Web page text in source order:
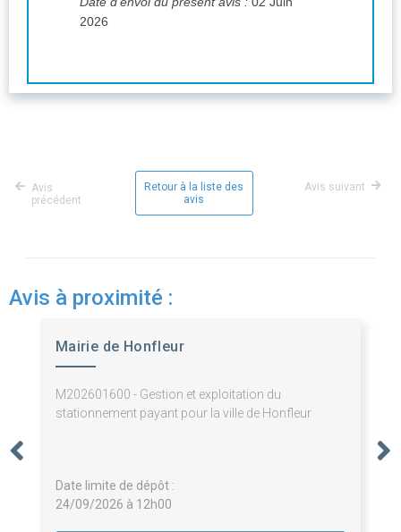
2026
Avis
précédent
Retour à la liste des
avis
Avis suivant
Avis à proximité :
Mairie de Honfleur
M202601600 - Gestion et exploitation du
stationnement payant pour la ville de Honfleur
Date limite de dépôt :
24/09/2026 à 12h00